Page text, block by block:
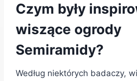
Czym były
wiszące ogrody
Semiramidy?
Według niektórych badaczy,